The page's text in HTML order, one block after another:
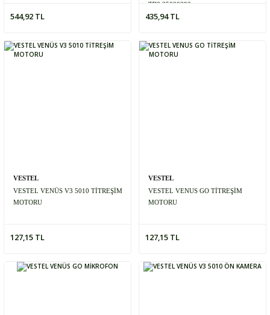
544,92 TL
TB3 35020392
435,94 TL
VESTEL
VESTEL VENÜS V3 5010 TİTREŞİM
MOTORU
127,15 TL
VESTEL
VESTEL VENUS GO TİTREŞİM
MOTORU
127,15 TL